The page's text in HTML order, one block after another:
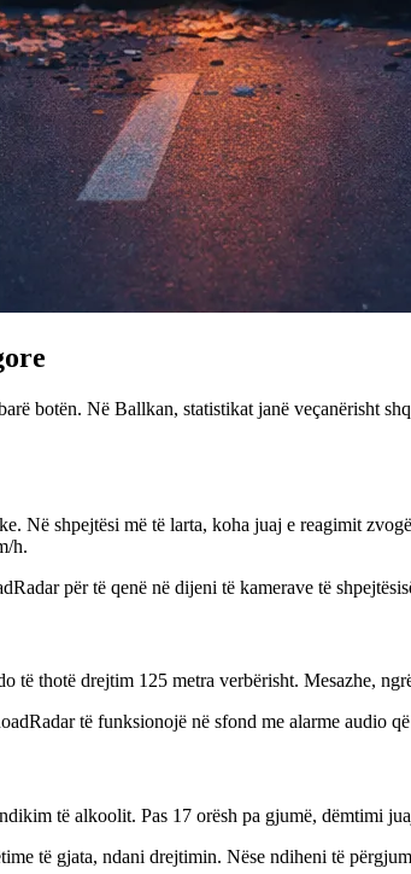
botën. Në Ballkan, statistikat janë veçanërisht
Në shpejtësi më të larta, koha juaj e reagimit
h.
për të qenë në dijeni të kamerave të
të thotë drejtim 125 metra verbërisht. Mesazhe,
të funksionojë në sfond me alarme audio
të alkoolit. Pas 17 orësh pa gjumë, dëmtimi
të gjata, ndani drejtimin. Nëse ndiheni të